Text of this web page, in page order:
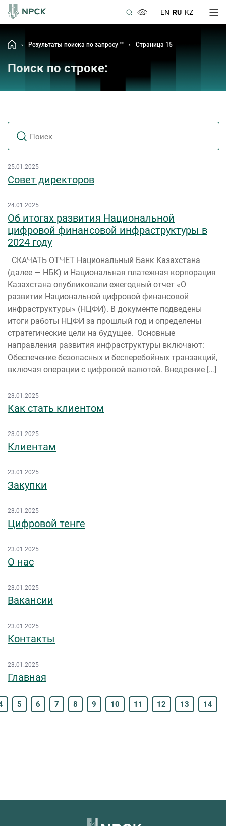
EN RU KZ
› Результаты поиска по запросу "" › Страница 15
Поиск по строке:
25.01.2025
Совет директоров
24.01.2025
Об итогах развития Национальной
цифровой финансовой инфраструктуры в
2024 году
СКАЧАТЬ ОТЧЕТ Национальный Банк Казахстана
(далее — НБК) и Национальная платежная корпорация
Казахстана опубликовали ежегодный отчет «О
развитии Национальной цифровой финансовой
инфраструктуры» (НЦФИ). В документе подведены
итоги работы НЦФИ за прошлый год и определены
стратегические цели на будущее. Основные
направления развития инфраструктуры включают:
Обеспечение безопасных и бесперебойных транзакций,
включая операции с цифровой валютой. Внедрение […]
23.01.2025
Как стать клиентом
23.01.2025
Клиентам
23.01.2025
Закупки
23.01.2025
Цифровой тенге
23.01.2025
О нас
23.01.2025
Вакансии
23.01.2025
Контакты
23.01.2025
Главная
5 6 7 8 9 10 11 12 13 14